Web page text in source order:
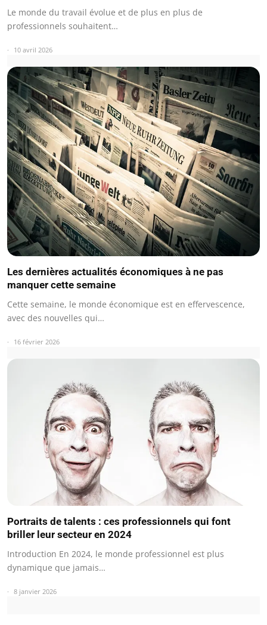
Le monde du travail évolue et de plus en plus de
professionnels souhaitent…
10 avril 2026
Les dernières actualités économiques à ne pas
manquer cette semaine
Cette semaine, le monde économique est en effervescence,
avec des nouvelles qui…
16 février 2026
Portraits de talents : ces professionnels qui font
briller leur secteur en 2024
Introduction En 2024, le monde professionnel est plus
dynamique que jamais…
8 janvier 2026